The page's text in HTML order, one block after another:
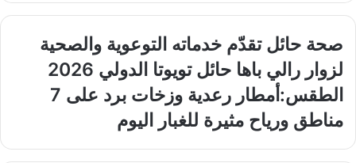
تقدّم
خدماته
التوعوية
والصحية
صحة حائل تقدّم خدماته التوعوية والصحية
لزوار رالي باها حائل تويوتا الدولي 2026
الطقس:أمطار
وزخات
الطقس:أمطار رعدية وزخات برد على 7
مناطق ورياح مثيرة للغبار اليوم